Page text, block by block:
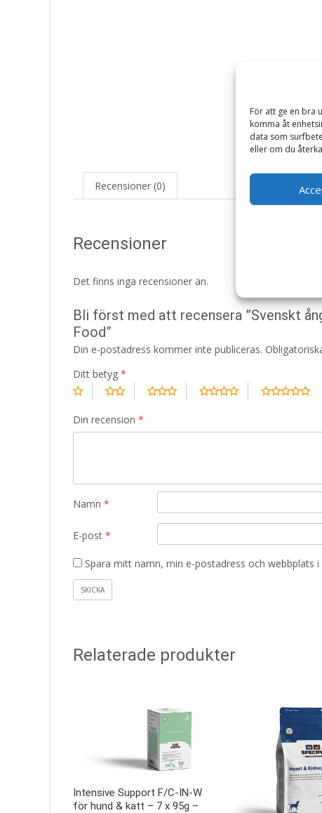
För att ge en bra
komma åt
data som
eller om du
Recensioner (0)
Recensioner
Det finns inga recensioner än.
Bli först med att recensera ”Svenskt
Food”
Din e-postadress kommer inte publiceras.
Ditt betyg *
Din recension *
Namn *
E-post *
Spara mitt namn, min e-postadress och webbplats
Relaterade produkter
Intensive Support F/C-IN-W
för hund & katt – 7 x 95g –